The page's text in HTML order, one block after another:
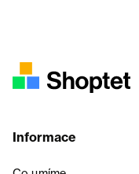
Informace